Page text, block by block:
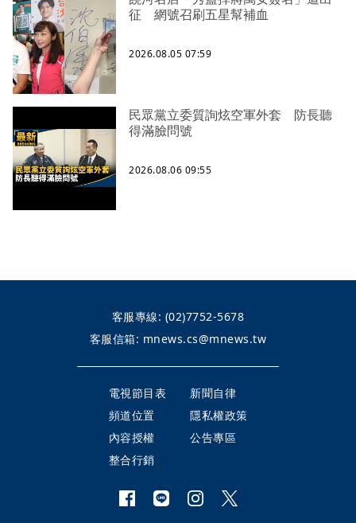
征 網號召刷五星幫補血
2026.08.05 07:59
民眾黨立委質詢炫空軍外套 防長聽
得滿臉問號
2026.08.06 09:55
客服專線: (02)7752-5678
客服信箱: mnews.cs@mnews.tw
電視節目表
新聞自律
頻道位置
隱私權政策
內容授權
公告專區
整合行銷